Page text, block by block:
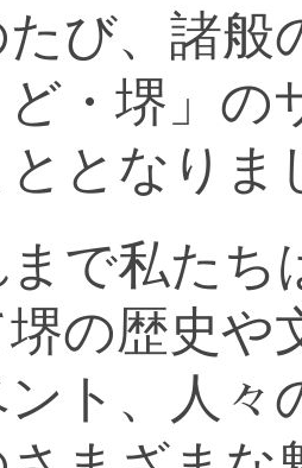
たび、諸般
ど・堺」の
ととなりま
まで私たち
堺の歴史や
ント、人々